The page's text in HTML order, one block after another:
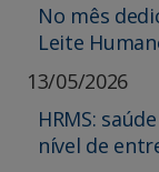
No mês
Leite
13/05/2026
HRMS:
nível de